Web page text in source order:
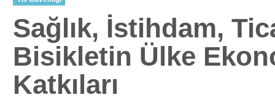
Sağlık, İstihdam,
Bisikletin Ülke
Katkıları